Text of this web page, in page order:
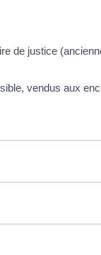
de justice
vendus aux